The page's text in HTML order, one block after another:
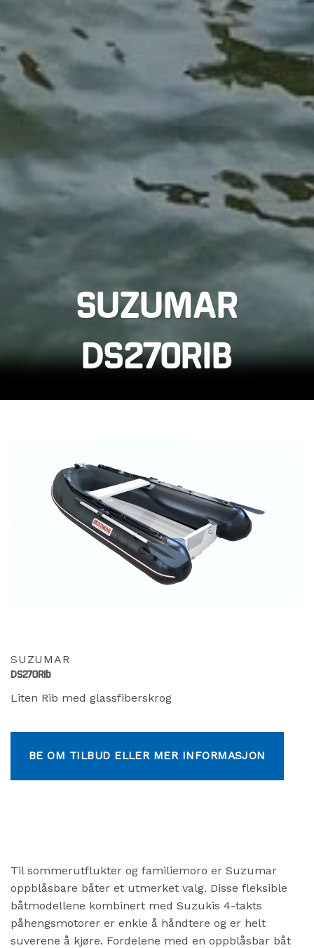
SUZUMAR
DS270RIB
SUZUMAR
DS270Rib
Liten Rib med glassfiberskrog
BE OM TILBUD ELLER MER INFORMASJON
Til sommerutflukter og familiemoro er Suzumar
oppblåsbare båter et utmerket valg. Disse fleksible
båtmodellene kombinert med Suzukis 4-takts
påhengsmotorer er enkle å håndtere og er helt
suverene å kjøre. Fordelene med en oppblåsbar båt